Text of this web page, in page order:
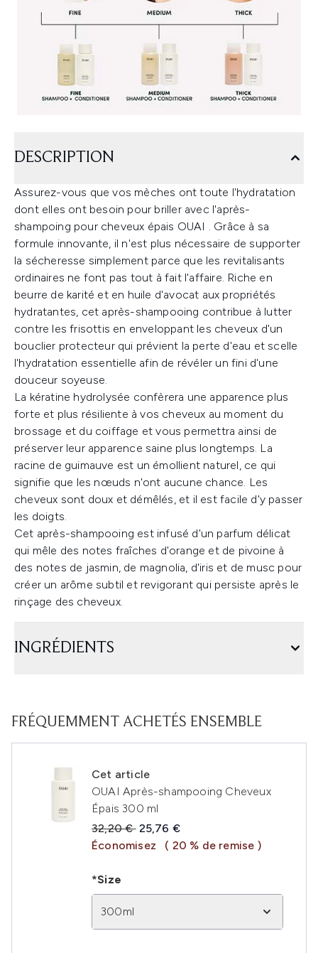
DESCRIPTION
Assurez-vous que vos mèches ont toute l'hydratation
dont elles ont besoin pour briller avec l'après-
shampoing pour cheveux épais OUAI . Grâce à sa
formule innovante, il n'est plus nécessaire de supporter
la sécheresse simplement parce que les revitalisants
ordinaires ne font pas tout à fait l'affaire. Riche en
beurre de karité et en huile d'avocat aux propriétés
hydratantes, cet après-shampooing contribue à lutter
contre les frisottis en enveloppant les cheveux d'un
bouclier protecteur qui prévient la perte d'eau et scelle
l'hydratation essentielle afin de révéler un fini d'une
douceur soyeuse.
La kératine hydrolysée confèrera une apparence plus
forte et plus résiliente à vos cheveux au moment du
brossage et du coiffage et vous permettra ainsi de
préserver leur apparence saine plus longtemps. La
racine de guimauve est un émollient naturel, ce qui
signifie que les nœuds n'ont aucune chance. Les
cheveux sont doux et démêlés, et il est facile d'y passer
les doigts.
Cet après-shampooing est infusé d'un parfum délicat
qui mêle des notes fraîches d'orange et de pivoine à
des notes de jasmin, de magnolia, d'iris et de musc pour
créer un arôme subtil et revigorant qui persiste après le
rinçage des cheveux.
INGRÉDIENTS
FRÉQUEMMENT ACHETÉS ENSEMBLE
Cet article
OUAI Après-shampooing Cheveux
Épais 300 ml
Prix de vente :
32,20 € Prix ​​actuel :
25,76 €
Économisez
( 20 % de remise )
*Size
300ml